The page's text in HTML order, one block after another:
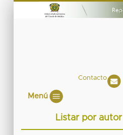
Contacto
Menú
Listar por autor